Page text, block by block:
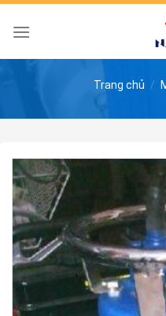
Skip
Trang chủ /